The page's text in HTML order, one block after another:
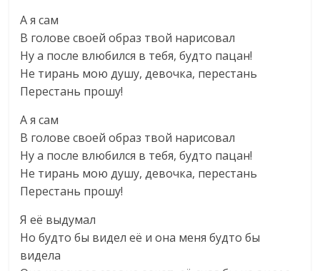
А я сам
В голове своей образ твой нарисовал
Ну а после влюбился в тебя, будто пацан!
Не тирань мою душу, девочка, перестань
Перестань прошу!
А я сам
В голове своей образ твой нарисовал
Ну а после влюбился в тебя, будто пацан!
Не тирань мою душу, девочка, перестань
Перестань прошу!
Я её выдумал
Но будто бы видел её и она меня будто бы
видела